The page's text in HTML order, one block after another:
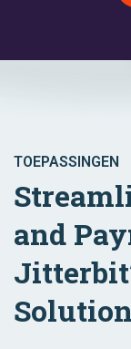
TOEPASSINGEN
and